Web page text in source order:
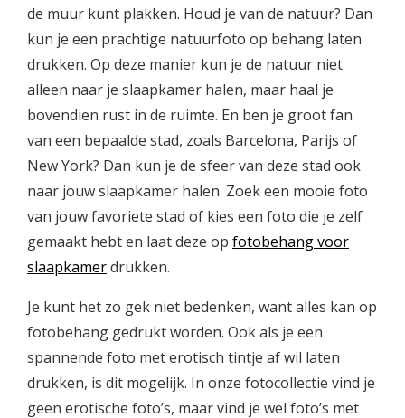
de muur kunt plakken. Houd je van de natuur? Dan
kun je een prachtige natuurfoto op behang laten
drukken. Op deze manier kun je de natuur niet
alleen naar je slaapkamer halen, maar haal je
bovendien rust in de ruimte. En ben je groot fan
van een bepaalde stad, zoals Barcelona, Parijs of
New York? Dan kun je de sfeer van deze stad ook
naar jouw slaapkamer halen. Zoek een mooie foto
van jouw favoriete stad of kies een foto die je zelf
gemaakt hebt en laat deze op fotobehang voor
slaapkamerdrukken.
Je kunt het zo gek niet bedenken, want alles kan op
fotobehang gedrukt worden. Ook als je een
spannende foto met erotisch tintje af wil laten
drukken, is dit mogelijk. In onze fotocollectie vind je
geen erotische foto’s, maar vind je wel foto’s met